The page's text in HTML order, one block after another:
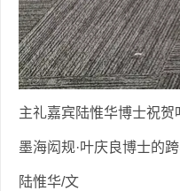
主礼嘉宾陆惟华博士祝
墨海闳规·叶庆良博士的
‍陆惟华/文